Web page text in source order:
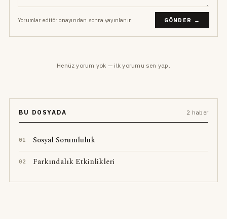
Yorumlar editör onayından sonra yayınlanır. GÖNDER →
Henüz yorum yok — ilk yorumu sen yap.
BU DOSYADA 2 haber
01 Sosyal Sorumluluk
02 Farkındalık Etkinlikleri